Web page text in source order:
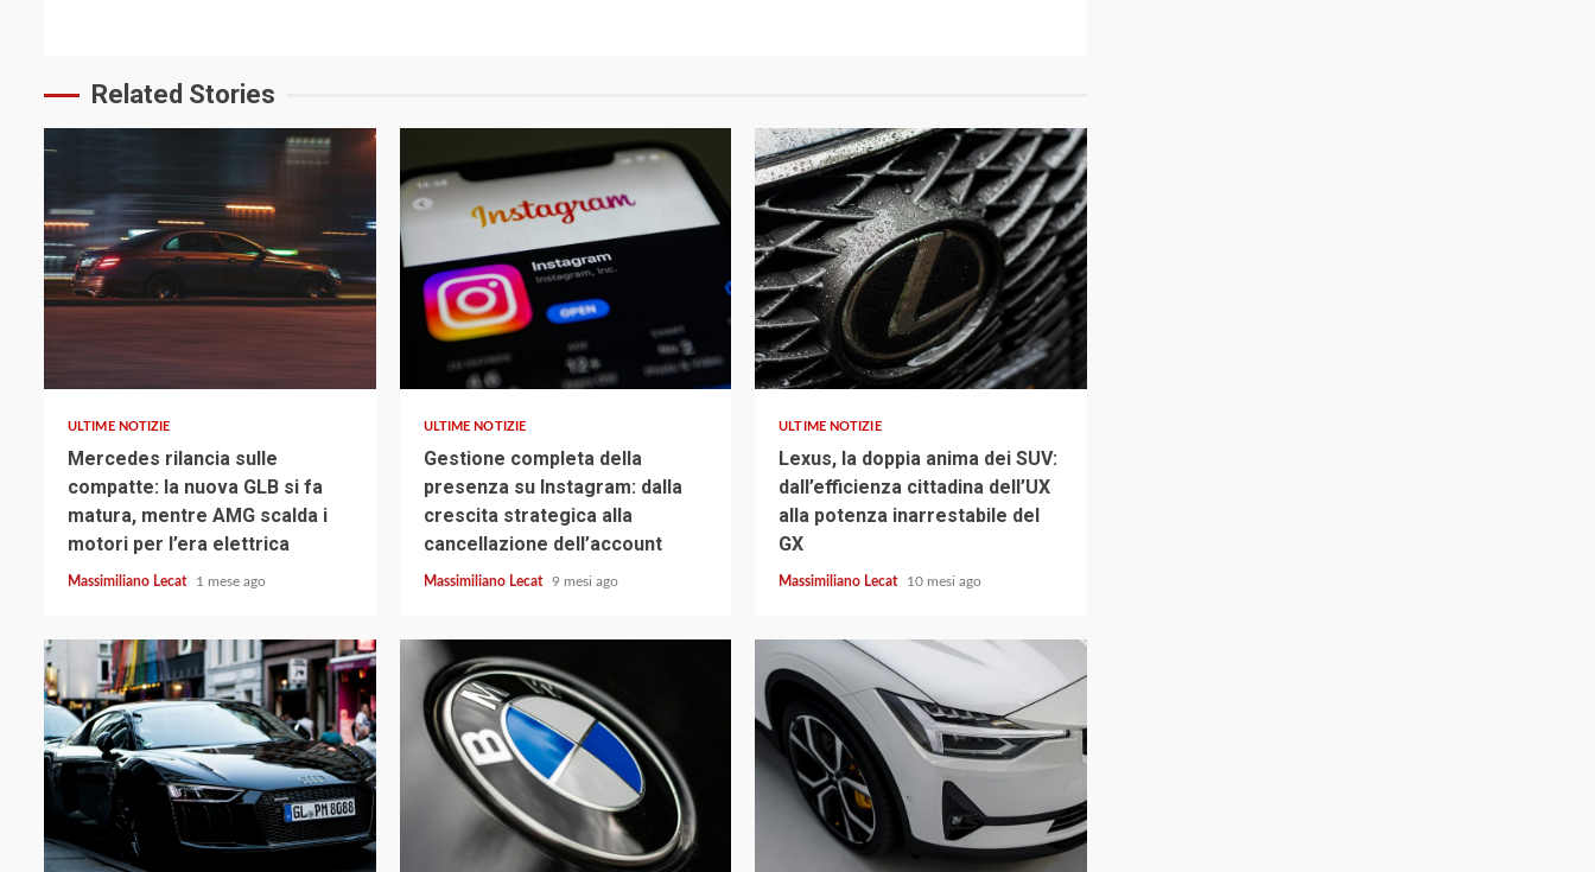
Related Stories
ULTIME NOTIZIE
Mercedes rilancia sulle
compatte: la nuova GLB si fa
matura, mentre AMG scalda i
motori per l’era elettrica
Massimiliano Lecat 1 mese ago
ULTIME NOTIZIE
Gestione completa della
presenza su Instagram: dalla
crescita strategica alla
cancellazione dell’account
Massimiliano Lecat 9 mesi ago
4 min read
ULTIME NOTIZIE
Lexus, la doppia anima dei SUV:
dall’efficienza cittadina dell’UX
alla potenza inarrestabile del
GX
Massimiliano Lecat 10 mesi ago
2 min read